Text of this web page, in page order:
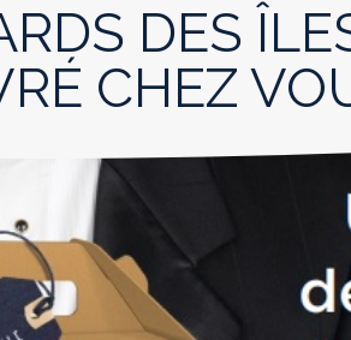
DES
CHEZ